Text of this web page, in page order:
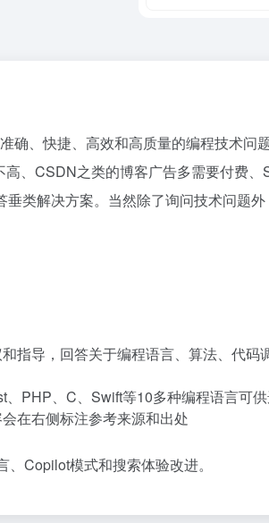
、快捷、高效和高质量的编程技术问
、CSDN之类的博客广告多需要付费
类解决方案。当然除了询问技术问题
指导，回答关于编程语言、算法、代码
PHP、C、Swift等10多种编程语言可
在右侧标注参考来源和出处
Copilot模式和搜索体验改进。